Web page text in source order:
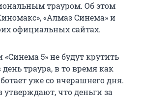
трауром. Об этом
«Алмаз Синема» и
официальных сайтах.
5» не будут крутить
траура, в то время как
уже со вчерашнего дня.
утверждают, что деньги за